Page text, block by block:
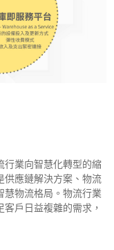
行業向智慧化轉型的縮
供應鏈解決方案、物流
慧物流格局。物流行業
戶日益複雜的需求，